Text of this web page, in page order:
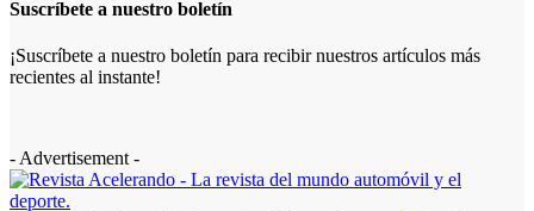
Suscríbete a nuestro boletín
¡Suscríbete a nuestro boletín para recibir nuestros artículos más
recientes al instante!
- Advertisement -